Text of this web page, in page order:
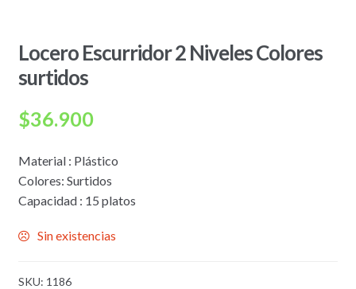
Locero Escurridor 2 Niveles Colores
surtidos
$36.900
Material : Plástico
Colores: Surtidos
Capacidad : 15 platos
Sin existencias
SKU: 1186